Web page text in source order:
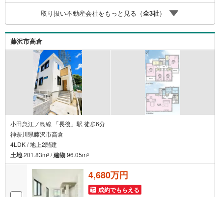
ナス】これから多くなる【教育費】住宅を買った後から始
まる【住宅ローン返済】65歳以上から必要になる【老後の
費用負担】住宅探しの【このタイミング】で不安な部分を
明確にしていきませんか？？ --------------
取り扱い不動産会社をもっと見る（全3社）
藤沢市高倉
小田急江ノ島線 「長後」駅 徒歩6分
神奈川県藤沢市高倉
4LDK / 地上2階建
土地201.83m2 /建物96.05m2
4,680万円
成約でもらえる